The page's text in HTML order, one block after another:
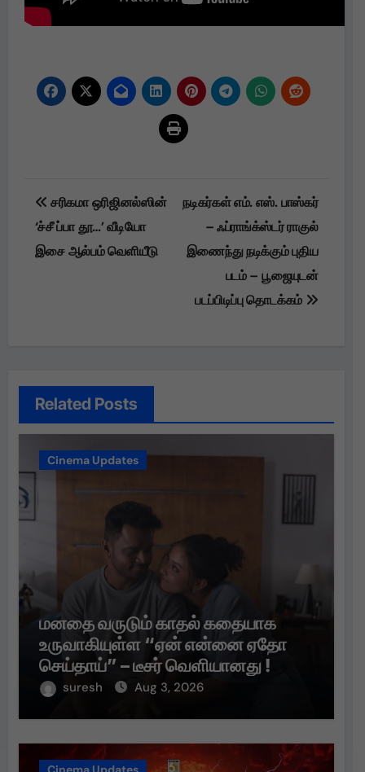
Post
navigation
சரிகமா ஒரிஜினல்ஸின்
‘ச்சீ ப்பா தூ…’ வீடியோ
இசை ஆல்பம் வெளியீடு
நடிகர்கள் எம். எஸ். பாஸ்கர்
– ஃப்ராங்க்ஸ்டர் ராகுல்
இணைந்து நடிக்கும் புதிய
படம் – பூஜையுடன்
படப்பிடிப்பு தொடக்கம்
Related Posts
Cinema Updates
மனதை வருடும் காதல் கதையாக
உருவாகியுள்ள “ஏன் என்னை ஏதோ
செய்தாய்” – டீசர் வெளியானது !
suresh Aug 3, 2026